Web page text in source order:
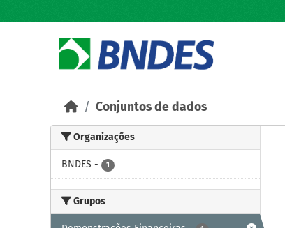
Conjuntos de dados
Organizações
BNDES - 1
Grupos